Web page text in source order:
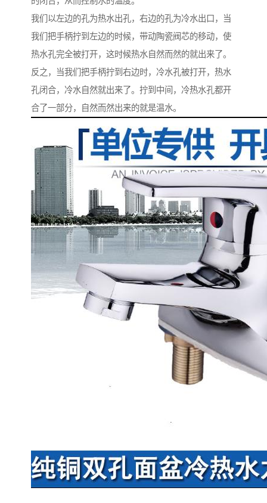
我们以左边的孔为热水出孔，右边的孔为冷水出口，当
我们把手柄拧到左边的时候，带动陶瓷阀芯的移动，使
热水孔完全被打开，这时候热水自然而然的就出来了。
反之，当我们把手柄拧到右边时，冷水孔被打开，热水
孔闭合，冷水自然就出来了。拧到中间，冷热水孔都开
合了一部分，自然而然出来的就是温水。